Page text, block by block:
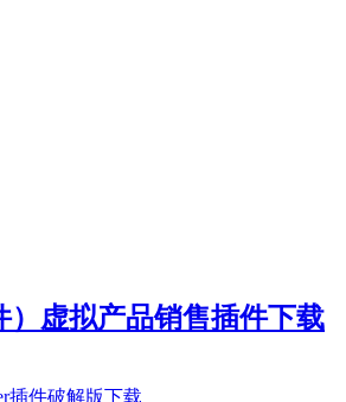
）虚拟产品销售插件下载